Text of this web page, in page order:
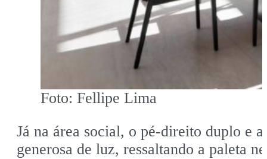
Foto: Fellipe Lima
Já na área social, o pé-direito duplo e
generosa de luz, ressaltando a paleta